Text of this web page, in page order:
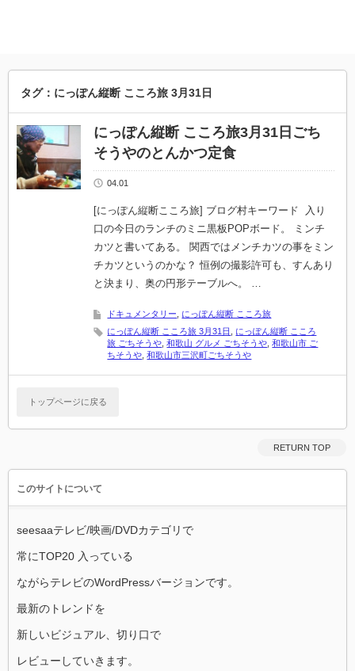
タグ：にっぽん縦断 こころ旅 3月31日
にっぽん縦断 こころ旅3月31日ごち
そうやのとんかつ定食
04.01
[にっぽん縦断こころ旅] ブログ村キーワード 入り
口の今日のランチのミニ黒板POPボード。 ミンチ
カツと書いてある。 関西ではメンチカツの事をミン
チカツというのかな？ 恒例の撮影許可も、すんあり
と決まり、奥の円形テーブルへ。 …
ドキュメンタリー
にっぽん縦断 こころ旅
にっぽん縦断 こころ旅 3月31日
にっぽん縦断 こころ
旅 ごちそうや ,和歌山 グルメ ごちそうや ,和歌山市 ご
ちそうや ,和歌山市三沢町ごちそうや
トップページに戻る
RETURN TOP
このサイトについて
seesaaテレビ/映画/DVDカテゴリで
常にTOP20 入っている
ながらテレビのWordPressバージョンです。
最新のトレンドを
新しいビジュアル、切り口で
レビューしていきます。